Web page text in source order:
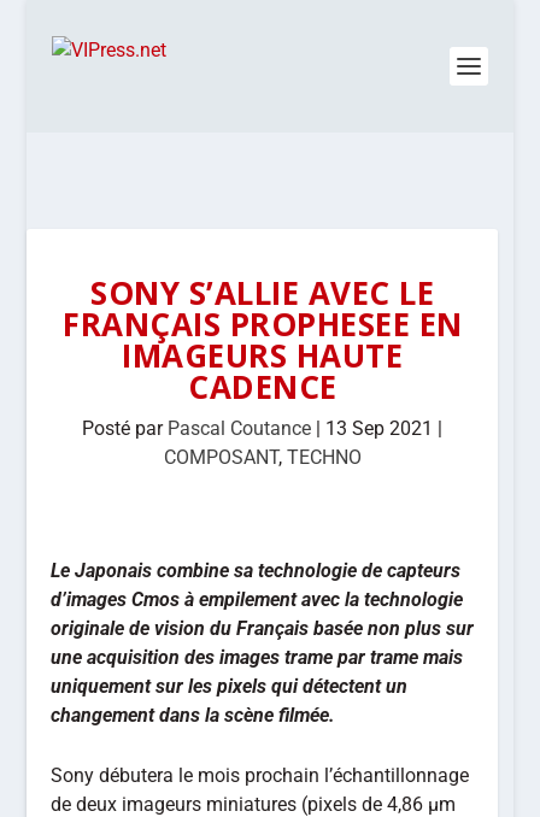
SONY S’ALLIE AVEC LE
FRANÇAIS PROPHESEE EN
IMAGEURS HAUTE
CADENCE
Posté par Pascal Coutance | 13 Sep 2021 |
COMPOSANT, TECHNO
Le Japonais combine sa technologie de capteurs
d’images Cmos à empilement avec la technologie
originale de vision du Français basée non plus sur
une acquisition des images trame par trame mais
uniquement sur les pixels qui détectent un
changement dans la scène filmée.
Sony débutera le mois prochain l’échantillonnage
de deux imageurs miniatures (pixels de 4,86 µm